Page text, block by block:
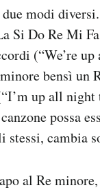
modi
Si Do Re Mi
(“We’re
bensì un
up all night
possa
cambia
al Re